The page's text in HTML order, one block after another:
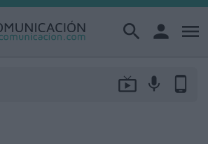
search person menu
live_tv mic phone_android